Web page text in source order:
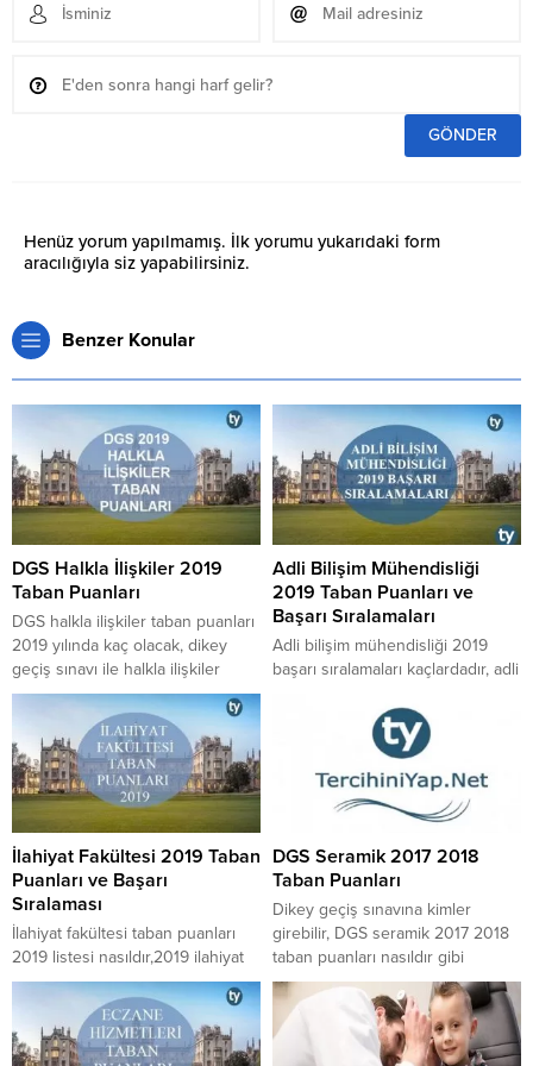
Henüz yorum yapılmamış. İlk yorumu yukarıdaki form
aracılığıyla siz yapabilirsiniz.
Benzer Konular
DGS Halkla İlişkiler 2019
Taban Puanları
DGS halkla ilişkiler taban puanları
2019 yılında kaç olacak, dikey
geçiş sınavı ile halkla ilişkiler
bölümüne kimler hangi puan türü
ile geçiş yapabilir, DGS halkla
ilişkiler kontenjanları 2019 yılında
kaç olacaktır, 2018 DGS halkla
ilişkiler puanları içinde bulunan
en yüksek ve en düşük halkla
ilişkiler taban puanları kaçtır gibi
soruların...
Adli Bilişim Mühendisliği
2019 Taban Puanları ve
Başarı Sıralamaları
Adli bilişim mühendisliği 2019
başarı sıralamaları kaçlardadır, adli
puanları kaç civarındadır, 2019
adli bilişim mühendisliği başarı
sıralamaları ve taban puanları
neye göre belirlenmektedir, 2018
yerleştirmelerinde adli bilişim
en büyük kaç taban puan ve
sıralama ile kapatmıştır gibi
soruların cevaplarına buradan
erişebilirsiniz.
İlahiyat Fakültesi 2019 Taban
Puanları ve Başarı
Sıralaması
İlahiyat fakültesi taban puanları
2019 listesi nasıldır,2019 ilahiyat
sıralama ne zaman belli olacak
gibi soruların cevaplarına buradan
ulaşabilirsiniz.
DGS Seramik 2017 2018
Taban Puanları
Dikey geçiş sınavına kimler
girebilir, DGS seramik 2017 2018
taban puanları nasıldır gibi
soruların cevaplarına buradan
ulaşabilirsiniz.